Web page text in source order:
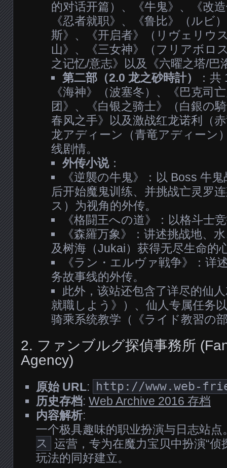
的对话开篇）、《牛鬼》、《改
《忍者就职》、《鲁比》（ルビ
斯》、《开启者》（リヴェリウ
山》、《三女神》（フリアボロ
之记忆/意志》以及《六曜之塔/巴
第二部（2.0 龙之砂時計）
：
《海神》（波塞冬）、《巴克司
团》、《白银之骑士》（白銀の
春风之手》以及激战红龙诺利（
龙アディーン（青竜アディーン
线剧情。
外传小说：
《逆襲の牛鬼》：以 Boss 牛
后开始魔鬼训练、并挑战亡灵罗
ス）为视角的外传。
《格闘王への道》：以格斗士
《森羅万象》：讲述挑战地、
及树海（Jukai）获得无尽生命的
《ラン・エルヴァ戦争》：详
务故事线的外传。
此外，该站还包含了详尽的仙
就職しよう》）、仙人专属任务
骑乘系统教学（《ライド教習の
2. ファンブルグ探偵事務所
Agency)
原始 URL:
http://www.web-
历史存档: Web Archive 2016 存档
内容解析:
一个极具趣味的职业扮演与日志站
ス
运营，专为在魔力宝贝中扮演“侦
玩法的同好建立。